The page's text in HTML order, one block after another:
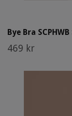
Bye Bra
469 kr